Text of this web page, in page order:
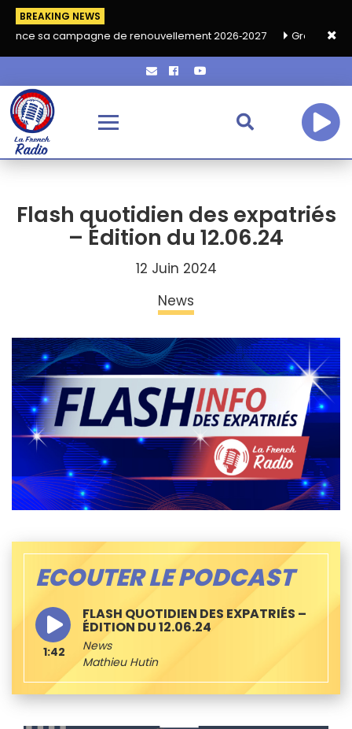
BREAKING NEWS
de renouvellement 2026‑2027 Grand café de
Flash quotidien des expatriés
– Édition du 12.06.24
12 Juin 2024
News
ECOUTER LE PODCAST
FLASH QUOTIDIEN DES EXPATRIÉS –
ÉDITION DU 12.06.24
News
Mathieu Hutin
1:42